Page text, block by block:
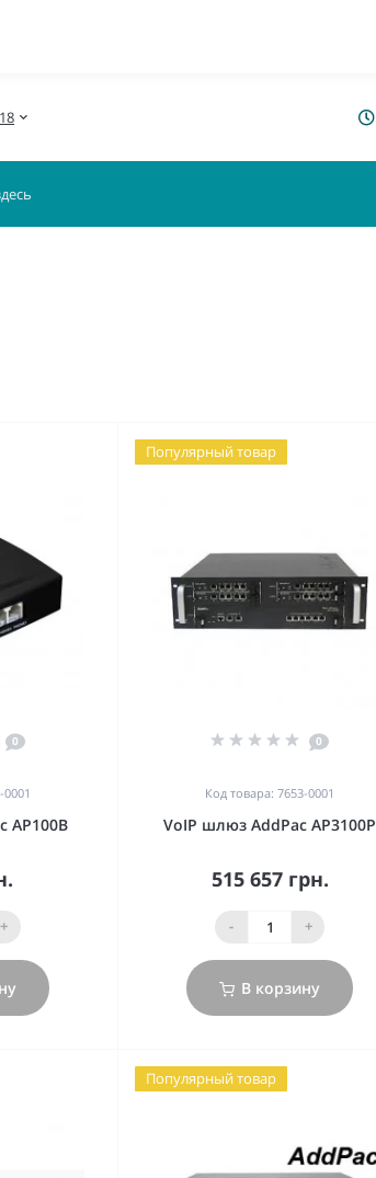
0
AP100B
+
Популярный товар
0
Код товара: 7653-0001
VoIP шлюз AddPac AP3100P
515 657 грн.
- +
В корзину
Популярный товар